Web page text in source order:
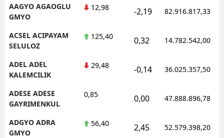
AAGYO AGAOGLU
GMYO
12,98 -2,19 82.916.817,33
ACSEL ACIPAYAM
SELULOZ
125,40 0,32 14.782.542,00
ADEL ADEL
KALEMCILIK
29,48 -0,14 36.025.357,50
ADESE ADESE
GAYRIMENKUL
0,85 0,00 47.888.896,78
ADGYO ADRA
GMYO
56,40 2,45 52.579.398,20